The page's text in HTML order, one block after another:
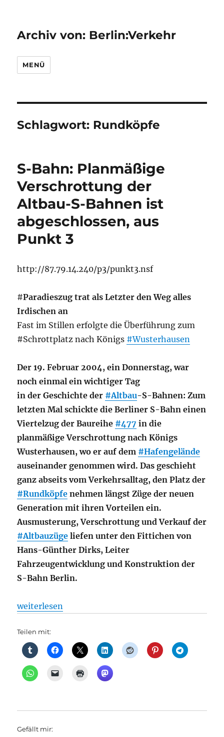
Archiv von: Berlin:Verkehr
MENÜ
Schlagwort: Rundköpfe
S-Bahn: Planmäßige
Verschrottung der
Altbau-S-Bahnen ist
abgeschlossen, aus
Punkt 3
http://87.79.14.240/p3/punkt3.nsf
#Paradieszug trat als Letzter den Weg alles
Irdischen an
Fast im Stillen erfolgte die Überführung zum
#Schrottplatz nach Königs #Wusterhausen
Der 19. Februar 2004, ein Donnerstag, war
noch einmal ein wichtiger Tag
in der Geschichte der #Altbau-S-Bahnen: Zum
letzten Mal schickte die Berliner S-Bahn einen
Viertelzug der Baureihe #477 in die
planmäßige Verschrottung nach Königs
Wusterhausen, wo er auf dem #Hafengelände
auseinander genommen wird. Das geschieht
ganz abseits vom Verkehrsalltag, den Platz der
#Rundköpfe nehmen längst Züge der neuen
Generation mit ihren Vorteilen ein.
Ausmusterung, Verschrottung und Verkauf der
#Altbauzüge liefen unter den Fittichen von
Hans-Günther Dirks, Leiter
Fahrzeugentwicklung und Konstruktion der
S-Bahn Berlin.
„S-Bahn: Planmäßige Verschrottung der Altbau-
weiterlesen
Teilen mit:
Gefällt mir: